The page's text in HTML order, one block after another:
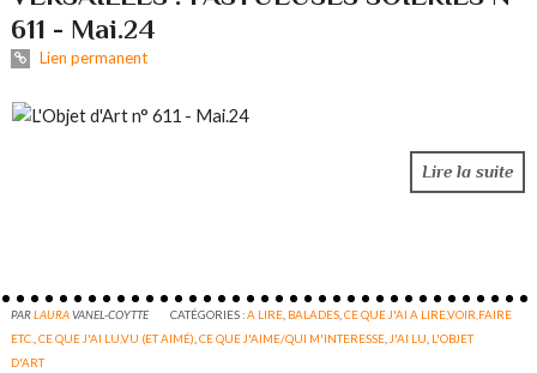
611 - Mai.24
Lien permanent
Lire la suite
PARLAURAVANEL-COYTTE CATÉGORIES :A LIRE BALADES ,CE QUE J'AI A LIRE,VOIR,FAIRE
ETC. ,CE QUE J'AI LU,VU (ET AIMÉ) ,CE QUE J'AIME/QUI M'INTERESSE J'AI LU L'OBJET
D'ART